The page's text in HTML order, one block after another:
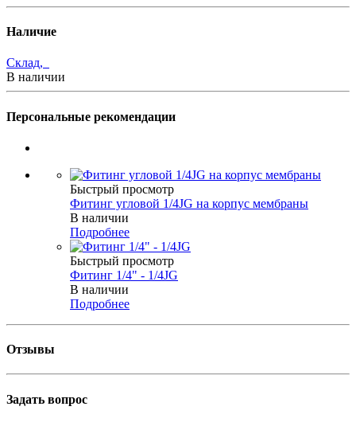
Наличие
Склад,
В наличии
Персональные рекомендации
Быстрый просмотр
Фитинг угловой 1/4JG на корпус мембраны
В наличии
Подробнее
Быстрый просмотр
Фитинг 1/4" - 1/4JG
В наличии
Подробнее
Отзывы
Задать вопрос